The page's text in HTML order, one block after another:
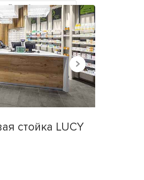
Все работы
стойка LUCY